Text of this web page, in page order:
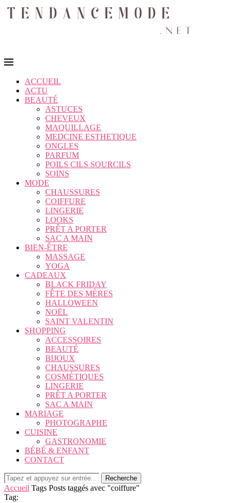
ACCUEIL
ACTU
BEAUTÉ
ASTUCES
CHEVEUX
MAQUILLAGE
MEDCINE ESTHETIQUE
ONGLES
PARFUM
POILS CILS SOURCILS
SOINS
MODE
CHAUSSURES
COIFFURE
LINGERIE
LOOKS
PRÊT A PORTER
SAC A MAIN
BIEN-ÊTRE
MASSAGE
YOGA
CADEAUX
BLACK FRIDAY
FÊTE DES MÈRES
HALLOWEEN
NOËL
SAINT VALENTIN
SHOPPING
ACCESSOIRES
BEAUTÉ
BIJOUX
CHAUSSURES
COSMÉTIQUES
LINGERIE
PRÊT A PORTER
SAC A MAIN
MARIAGE
PHOTOGRAPHE
CUISINE
GASTRONOMIE
BÉBÉ & ENFANT
CONTACT
Recherche
Accueil Tags Posts taggés avec "coiffure"
Tag: